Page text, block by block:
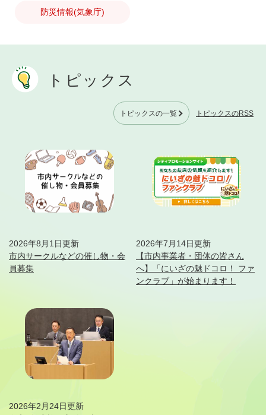
防災情報(気象庁)
トピックス
トピックスの一覧 トピックスのRSS
2026年8月1日更新
市内サークルなどの催し物・会
員募集
2026年7月14日更新
【市内事業者・団体の皆さん
へ】「にいざの魅ドコロ！ ファ
ンクラブ」が始まります！
2026年2月24日更新